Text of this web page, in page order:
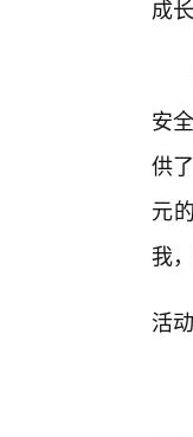
成
安
供
元
我
活